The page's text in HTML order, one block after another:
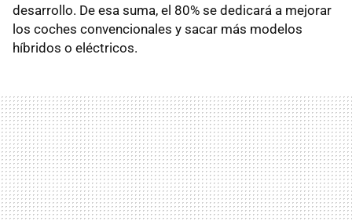
desarrollo. De esa suma, el 80% se dedicará a mejorar
los coches convencionales y sacar más modelos
híbridos o eléctricos.